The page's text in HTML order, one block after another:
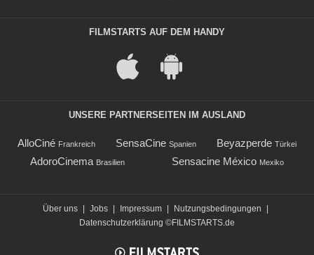
FILMSTARTS AUF DEM HANDY
UNSERE PARTNERSEITEN IM AUSLAND
AlloCiné Frankreich SensaCine Spanien Beyazperde Türkei
AdoroCinema Brasilien Sensacine México Mexiko
Über uns | Jobs | Impressum | Nutzungsbedingungen
|
Datenschutzerklärung ©FILMSTARTS.de